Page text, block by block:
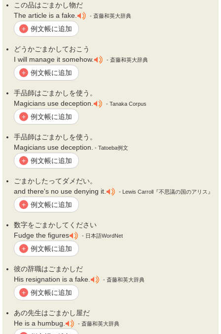
この品はごまかし物だ
The article is a fake.
- 斎藤和英大辞典
+ 例文帳に追加
どうかごまかしておこう
I will manage it somehow.
- 斎藤和英大辞典
+ 例文帳に追加
手品師はごまかしを使う。
Magicians use deception.
- Tanaka Corpus
+ 例文帳に追加
手品師はごまかしを使う。
Magicians use deception.
- Tatoeba例文
+ 例文帳に追加
ごまかしたってダメだい。
and there's no use denying it.
- Lewis Carroll『不思議の国のアリス』
+ 例文帳に追加
数字をごまかしてください
Fudge the figures
- 日本語WordNet
+ 例文帳に追加
彼の辞職はごまかしだ
His resignation is a fake.
- 斎藤和英大辞典
+ 例文帳に追加
あの先生はごまかし屋だ
He is a humbug.
- 斎藤和英大辞典